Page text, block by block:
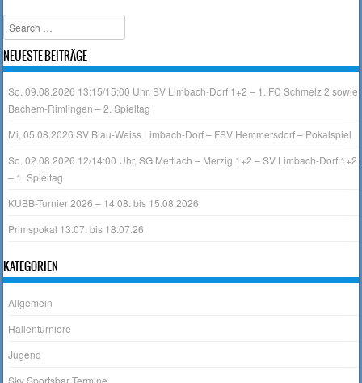
Search
NEUESTE BEITRÄGE
So. 09.08.2026 13:15/15:00 Uhr, SV Limbach-Dorf 1+2 – 1. FC Schmelz 2 sowie
Bachem-Rimlingen – 2. Spieltag
Mi, 05.08.2026 SV Blau-Weiss Limbach-Dorf – FSV Hemmersdorf – Pokalspiel
So. 02.08.2026 12/14:00 Uhr, SG Mettlach – Merzig 1+2 – SV Limbach-Dorf 1+2
– 1. Spieltag
KUBB-Turnier 2026 – 14.08. bis 15.08.2026
Primspokal 13.07. bis 18.07.26
KATEGORIEN
Allgemein
Hallenturniere
Jugend
Sky Sportsbar Termine